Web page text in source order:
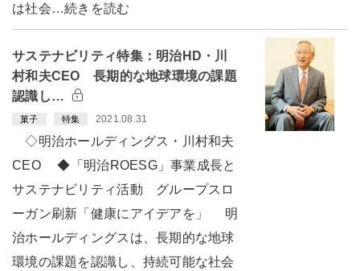
は社会…続きを読む
サステナビリティ特集：明治HD・川
村和夫CEO 長期的な地球環境の課題
認識し…
菓子 特集 2021.08.31
◇明治ホールディングス・川村和夫
CEO ◆「明治ROESG」事業成長と
サステナビリティ活動 グループスロ
ーガン刷新「健康にアイデアを」 明
治ホールディングスは、長期的な地球
環境の課題を認識し、持続可能な社会